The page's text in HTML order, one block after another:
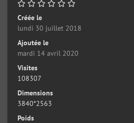
Créée le
lundi 30 juillet 2018
Ajoutée le
mardi 14 avril 2020
Visites
108307
Dimensions
3840*2563
Poids